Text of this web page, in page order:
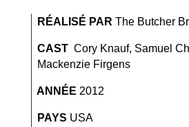
RÉALISÉ PAR The Butcher
CAST Cory Knauf, Samuel
Mackenzie Firgens
ANNÉE 2012
PAYS USA